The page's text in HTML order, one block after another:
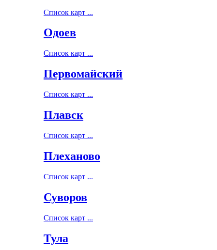
Список карт ...
Одоев
Список карт ...
Первомайский
Список карт ...
Плавск
Список карт ...
Плеханово
Список карт ...
Суворов
Список карт ...
Тула